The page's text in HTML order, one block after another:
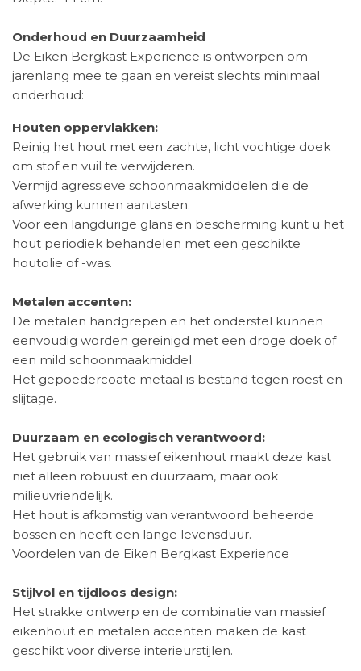
Onderhoud en Duurzaamheid
De Eiken Bergkast Experience is ontworpen om
jarenlang mee te gaan en vereist slechts minimaal
onderhoud:
Houten oppervlakken:
Reinig het hout met een zachte, licht vochtige doek
om stof en vuil te verwijderen.
Vermijd agressieve schoonmaakmiddelen die de
afwerking kunnen aantasten.
Voor een langdurige glans en bescherming kunt u het
hout periodiek behandelen met een geschikte
houtolie of -was.
Metalen accenten:
De metalen handgrepen en het onderstel kunnen
eenvoudig worden gereinigd met een droge doek of
een mild schoonmaakmiddel.
Het gepoedercoate metaal is bestand tegen roest en
slijtage.
Duurzaam en ecologisch verantwoord:
Het gebruik van massief eikenhout maakt deze kast
niet alleen robuust en duurzaam, maar ook
milieuvriendelijk.
Het hout is afkomstig van verantwoord beheerde
bossen en heeft een lange levensduur.
Voordelen van de Eiken Bergkast Experience
Stijlvol en tijdloos design:
Het strakke ontwerp en de combinatie van massief
eikenhout en metalen accenten maken de kast
geschikt voor diverse interieurstijlen.